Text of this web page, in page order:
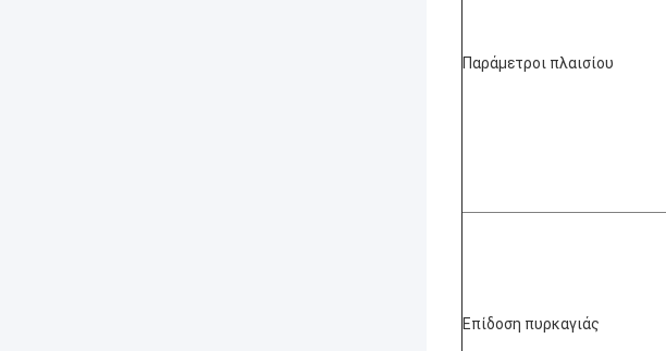
Παράμετροι πλαισίου
Επίδοση πυρκαγιάς